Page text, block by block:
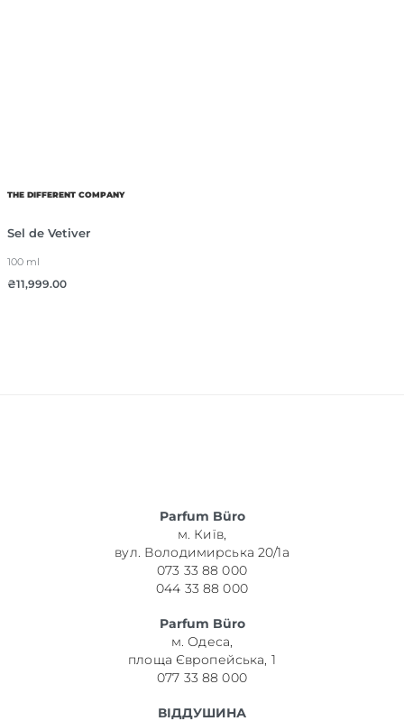
THE DIFFERENT COMPANY
Sel de Vetiver
100 ml
₴11,999.00
Parfum Büro
м. Київ,
вул. Володимирська 20/1а
073 33 88 000
044 33 88 000
Parfum Büro
м. Одеса,
площа Європейська, 1
077 33 88 000
ВІДДУШИНА